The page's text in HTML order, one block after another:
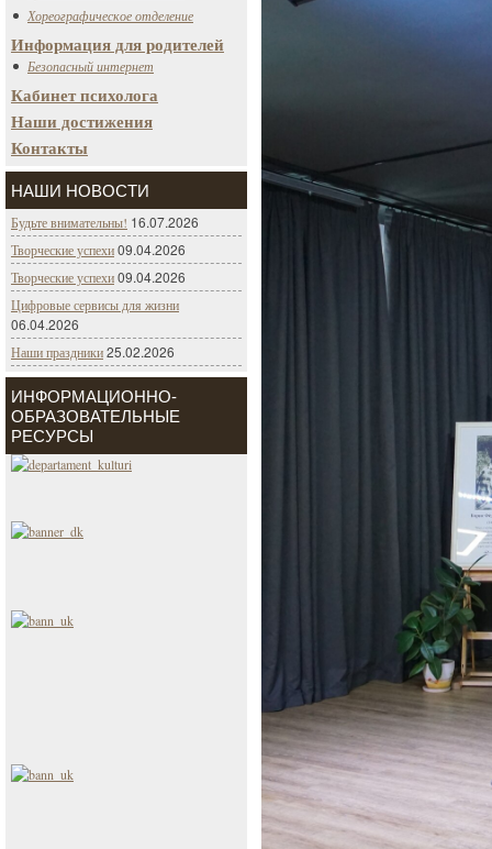
Хореографическое отделение
Информация для родителей
Безопасный интернет
Кабинет психолога
Наши достижения
Контакты
НАШИ НОВОСТИ
Будьте внимательны! 16.07.2026
Творческие успехи09.04.2026
Творческие успехи09.04.2026
Цифровые сервисы для жизни
06.04.2026
Наши праздники25.02.2026
ИНФОРМАЦИОННО-
ОБРАЗОВАТЕЛЬНЫЕ
РЕСУРСЫ